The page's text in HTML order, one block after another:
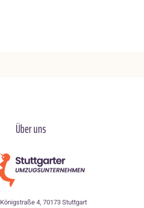
Über uns
Königstraße 4, 70173 Stuttgart